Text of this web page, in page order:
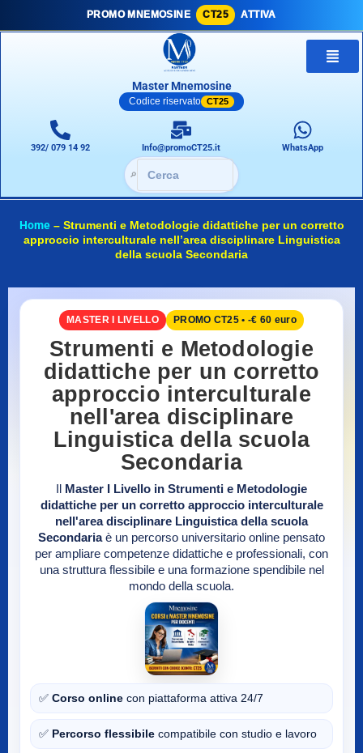
PROMO MNEMOSINE CT25 ATTIVA
Master Mnemosine
Codice riservato CT25
392/ 079 14 92 Info@promoCT25.it WhatsApp
🔎
Home– Strumenti e Metodologie didattiche per un corretto
approccio interculturale nell’area disciplinare Linguistica
della scuola Secondaria
MASTER I LIVELLO PROMO CT25 • -€ 60 euro
Strumenti e Metodologie
didattiche per un corretto
approccio interculturale
nell'area disciplinare
Linguistica della scuola
Secondaria
Master I Livello in Strumenti e Metodologie
didattiche per un corretto approccio interculturale
nell'area disciplinare Linguistica della scuola
Secondariaè un percorso universitario online pensato
per ampliare competenze didattiche e professionali, con
una struttura flessibile e una formazione spendibile nel
mondo della scuola.
✅ Corso online con piattaforma attiva 24/7
✅ Percorso flessibile compatibile con studio e lavoro